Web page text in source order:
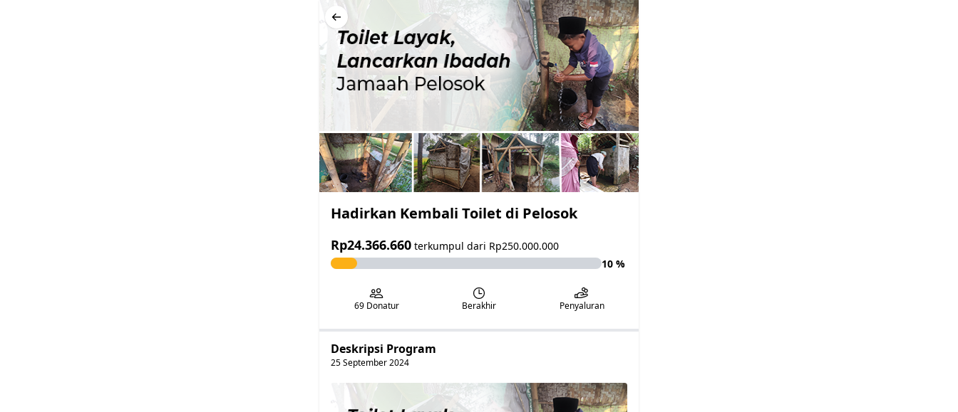
Hadirkan Kembali Toilet di Pelosok
Rp24.366.660 terkumpul dari Rp250.000.000
10%
69Donatur Berakhir Penyaluran
Deskripsi Program
25September2024